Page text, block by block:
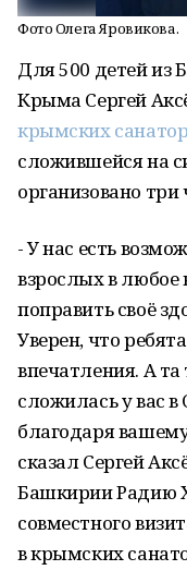
Фото Олега Яровикова.
Для 500 детей из
Крыма Сергей
крымских
сложившейся на
организовано
- У нас есть
взрослых в любое
поправить своё
Уверен, что
впечатления. А
сложилась у вас
благодаря
сказал Сергей
Башкирии Радию
совместного
в крымских